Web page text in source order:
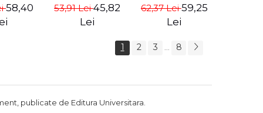
sa-ti
58,40
Gabriel I. Nastase
53,91 Lei45,82
Lei
impreuna, iar
altele nu. Editia a
62,37 Lei59,25
Lei
1 2 3 8
publicate de Editura Universitara.